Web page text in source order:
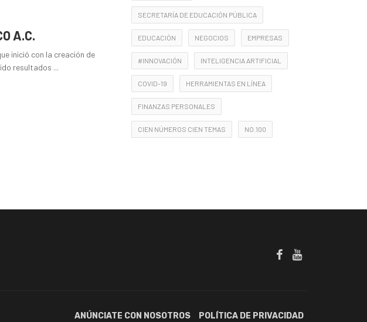
A.C.
inició con la creación de
resultados ...
SECRETARÍA DE EDUCACIÓN PÚBLICA
EDUCACIÓN NEGOCIOS EMPRESAS
#INNOVACIÓN INTELIGENCIA ARTIFICIAL
COVID-19 HERRAMIENTAS EN LÍNEA
FINANZAS PERSONALES
CIEN NÚMEROS CIEN TEMAS NO.100
ANÚNCIATE CON NOSOTROS POLÍTICA DE PRIVACIDAD